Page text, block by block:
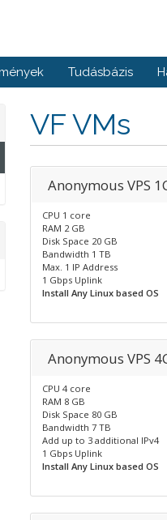
Tudásbázis
VF VMs
Anonymous VPS
CPU 1 core
RAM 2 GB
Disk Space 20 GB
Bandwidth 1 TB
Max. 1 IP Address
1 Gbps Uplink
Install Any Linux based OS
Anonymous VPS
CPU 4 core
RAM 8 GB
Disk Space 80 GB
Bandwidth 7 TB
Add up to 3 additional IPv4
1 Gbps Uplink
Install Any Linux based OS